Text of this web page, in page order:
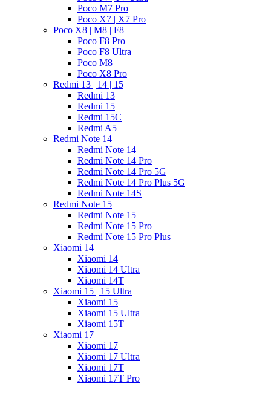
Poco M7 Pro
Poco X7 | X7 Pro
Poco X8 | M8 | F8
Poco F8 Pro
Poco F8 Ultra
Poco M8
Poco X8 Pro
Redmi 13 | 14 | 15
Redmi 13
Redmi 15
Redmi 15C
Redmi A5
Redmi Note 14
Redmi Note 14
Redmi Note 14 Pro
Redmi Note 14 Pro 5G
Redmi Note 14 Pro Plus 5G
Redmi Note 14S
Redmi Note 15
Redmi Note 15
Redmi Note 15 Pro
Redmi Note 15 Pro Plus
Xiaomi 14
Xiaomi 14
Xiaomi 14 Ultra
Xiaomi 14T
Xiaomi 15 | 15 Ultra
Xiaomi 15
Xiaomi 15 Ultra
Xiaomi 15T
Xiaomi 17
Xiaomi 17
Xiaomi 17 Ultra
Xiaomi 17T
Xiaomi 17T Pro